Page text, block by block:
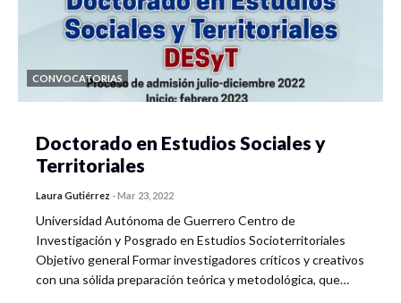
CONVOCATORIAS
Doctorado en Estudios Sociales y
Territoriales
Laura Gutiérrez -Mar 23, 2022
Universidad Autónoma de Guerrero Centro de
Investigación y Posgrado en Estudios Socioterritoriales
Objetivo general Formar investigadores críticos y creativos
con una sólida preparación teórica y metodológica, que…